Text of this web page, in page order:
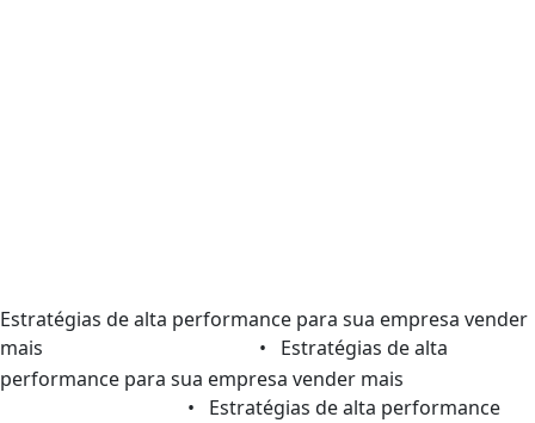
Estratégias de alta performance para sua empresa vender
mais
• Estratégias de alta
performance para sua empresa vender mais
• Estratégias de alta performance